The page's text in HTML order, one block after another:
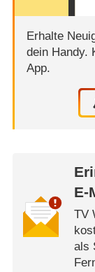
Erhalte
dein Handy.
App.
E-
TV
als